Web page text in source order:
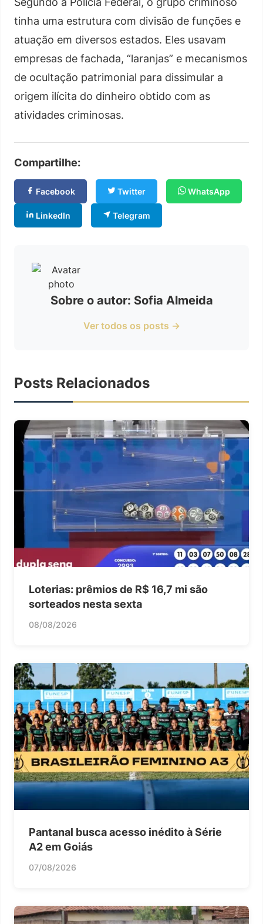
tinha uma estrutura com divisão de funções e
atuação em diversos estados. Eles usavam
empresas de fachada, “laranjas” e mecanismos
de ocultação patrimonial para dissimular a
origem ilícita do dinheiro obtido com as
atividades criminosas.
Compartilhe:
Facebook Twitter WhatsApp
LinkedIn Telegram
Sobre o autor: Sofia Almeida
Ver todos os posts →
Posts Relacionados
Loterias: prêmios de R$ 16,7 mi são
sorteados nesta sexta
08/08/2026
Pantanal busca acesso inédito à Série
A2 em Goiás
07/08/2026